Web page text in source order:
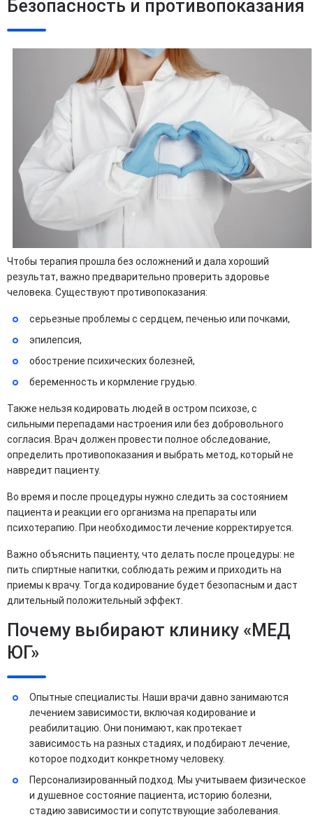
Безопасность и противопоказания
Чтобы терапия прошла без осложнений и дала хороший
результат, важно предварительно проверить здоровье
человека. Существуют противопоказания:
серьезные проблемы с сердцем, печенью или почками,
эпилепсия,
обострение психических болезней,
беременность и кормление грудью.
Также нельзя кодировать людей в остром психозе, с
сильными перепадами настроения или без добровольного
согласия. Врач должен провести полное обследование,
определить противопоказания и выбрать метод, который не
навредит пациенту.
Во время и после процедуры нужно следить за состоянием
пациента и реакции его организма на препараты или
психотерапию. При необходимости лечение корректируется.
Важно объяснить пациенту, что делать после процедуры: не
пить спиртные напитки, соблюдать режим и приходить на
приемы к врачу. Тогда кодирование будет безопасным и даст
длительный положительный эффект.
Почему выбирают клинику «МЕД
ЮГ»
Опытные специалисты. Наши врачи давно занимаются
лечением зависимости, включая кодирование и
реабилитацию. Они понимают, как протекает
зависимость на разных стадиях, и подбирают лечение,
которое подходит конкретному человеку.
Персонализированный подход. Мы учитываем физическое
и душевное состояние пациента, историю болезни,
стадию зависимости и сопутствующие заболевания.